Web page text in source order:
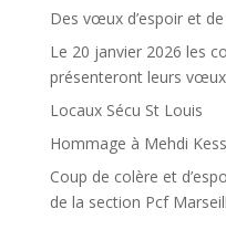
Des vœux d’espoir et
Le 20 janvier 2026 les
présenteront leurs
Locaux Sécu St Louis
Hommage à Mehdi
Coup de colère et
de la section Pcf